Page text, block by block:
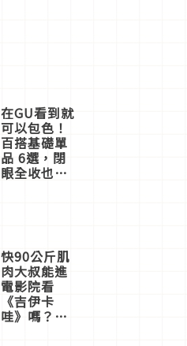
在GU看到就
可以包色！
百搭基礎單
品 6選，閉
眼全收也不
快90公斤肌
肉大叔能進
電影院看
《吉伊卡
哇》嗎？日